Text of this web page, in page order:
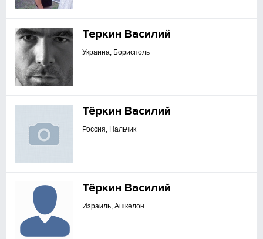
Теркин Василий
Украина, Борисполь
Тёркин Василий
Россия, Нальчик
Тёркин Василий
Израиль, Ашкелон